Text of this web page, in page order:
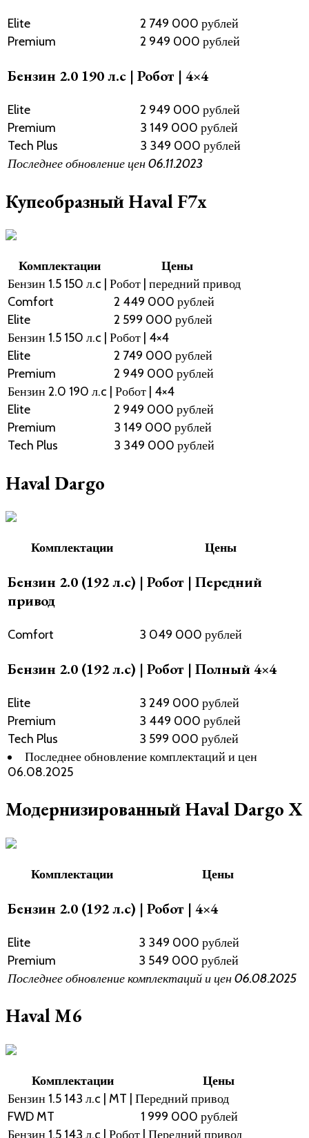
Elite
2 749 000 рублей
Premium
2 949 000 рублей
Бензин 2.0 190 л.c | Робот | 4×4
Elite
2 949 000 рублей
Premium
3 149 000 рублей
Tech Plus
3 349 000 рублей
Последнее обновление цен 06.11.2023
Купеобразный Haval F7x
Комплектации
Цены
Бензин 1.5 150 л.c | Робот | передний привод
Comfort
2 449 000 рублей
Elite
2 599 000 рублей
Бензин 1.5 150 л.c | Робот | 4×4
Elite
2 749 000 рублей
Premium
2 949 000 рублей
Бензин 2.0 190 л.c | Робот | 4×4
Elite
2 949 000 рублей
Premium
3 149 000 рублей
Tech Plus
3 349 000 рублей
Haval Dargo
Комплектации Цены
Бензин 2.0 (192 л.с) | Робот | Передний
привод
Comfort 3 049 000 рублей
Бензин 2.0 (192 л.с) | Робот | Полный 4×4
Elite
3 249 000 рублей
Premium
3 449 000 рублей
Tech Plus
3 599 000 рублей
Последнее обновление комплектаций и цен
06.08.2025
Модернизированный Haval Dargo X
Комплектации Цены
Бензин 2.0 (192 л.с) | Робот | 4×4
Elite
3 349 000 рублей
Premium
3 549 000 рублей
Последнее обновление комплектаций и цен 06.08.2025
Haval M6
Комплектации
Цены
Бензин 1.5 143 л.c | MT | Передний привод
FWD MT
1 999 000 рублей
Бензин 1.5 143 л.c | Робот | Передний привод